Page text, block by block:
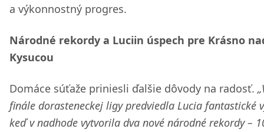
a výkonnostný progres.
Národné rekordy a Luciin úspech pre Krásno
Kysucou
Domáce súťaže priniesli ďalšie dôvody na radosť.
finále dorasteneckej ligy predviedla Lucia fantastické
keď v nadhode vytvorila dva nové národné rekordy –